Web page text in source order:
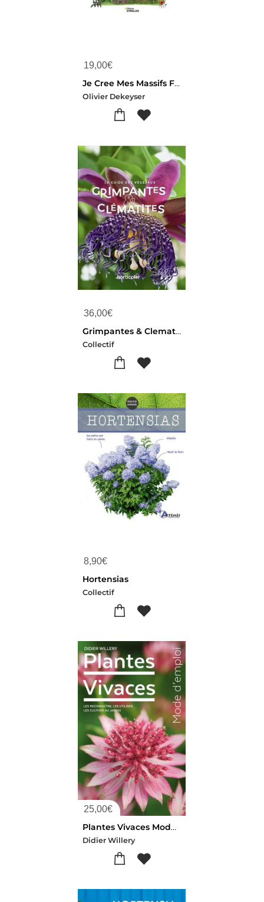
19,00€
Je Cree Mes Massifs Fleuris Comme Un Pro
Olivier Dekeyser
36,00€
Grimpantes & Clematites : Le Guide Des Vegetaux
Collectif
8,90€
Hortensias
Collectif
25,00€
Plantes Vivaces Mode D'emploi ; Les Reconnaitre, Les Utiliser, Les Cultiver Au Jardin
Didier Willery